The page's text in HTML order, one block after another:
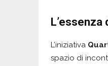
L’iniziativa
spazio di